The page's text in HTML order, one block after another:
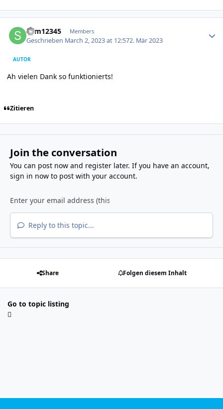
Sam12345 Members
Geschrieben March 2, 2023 at 12:572. Mär 2023
AUTOR
Ah vielen Dank so funktionierts!
Zitieren
Join the conversation
You can post now and register later. If you have an account,
sign in nowto post with your account.
Reply to this topic...
Share Folgen diesem Inhalt
Go to topic listing